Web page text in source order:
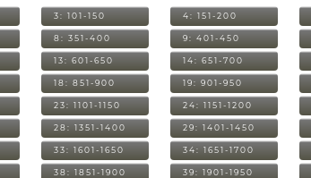
3: 101-150 4: 151-200
8: 351-400 9: 401-450
13: 601-650 14: 651-700
18: 851-900 19: 901-950
23: 1101-1150 24: 1151-1200
28: 1351-1400 29: 1401-1450
33: 1601-1650 34: 1651-1700
38: 1851-1900 39: 1901-1950